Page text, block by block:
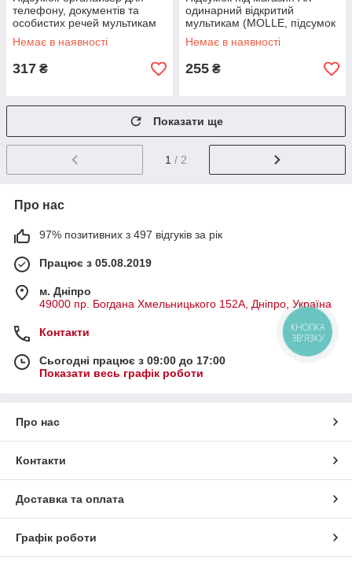
телефону, документів та
особистих речей мультикам
Немає в наявності
317 ₴
одинарний відкритий
мультикам (MOLLE, підсумок
на розгрузку, жилет, РПС)
Немає в наявності
255 ₴
Показати ще
1 / 2
Про нас
97% позитивних з 497 відгуків за рік
Працює з 05.08.2019
м. Дніпро
49000 пр. Богдана Хмельницького 152А, Дніпро, Україна
Контакти
Сьогодні працює з 09:00 до 17:00
Показати весь графік роботи
Про нас
Контакти
Доставка та оплата
Графік роботи
КНОПКА
ЗВ'ЯЗКУ